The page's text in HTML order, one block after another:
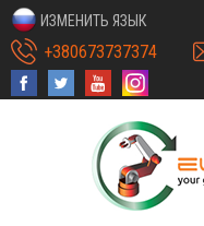
ИЗМЕНИТЬ ЯЗЫК
+380673737374